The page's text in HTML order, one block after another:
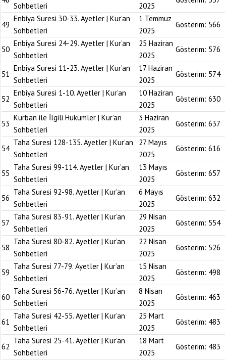
Sohbetleri 2025
49
Enbiya Suresi 30-33. Ayetler | Kur’an
Sohbetleri
1 Temmuz
2025
Gösterim: 566
50
Enbiya Suresi 24-29. Ayetler | Kur’an
Sohbetleri
25 Haziran
2025
Gösterim: 576
51
Enbiya Suresi 11-23. Ayetler | Kur’an
Sohbetleri
17 Haziran
2025
Gösterim: 574
52
Enbiya Suresi 1-10. Ayetler | Kur’an
Sohbetleri
10 Haziran
2025
Gösterim: 630
53
Kurban ile İlgili Hükümler | Kur’an
Sohbetleri
3 Haziran
2025
Gösterim: 637
54
Taha Suresi 128-135. Ayetler | Kur’an
Sohbetleri
27 Mayıs
2025
Gösterim: 616
55
Taha Suresi 99-114. Ayetler | Kur’an
Sohbetleri
13 Mayıs
2025
Gösterim: 657
56
Taha Suresi 92-98. Ayetler | Kur’an
Sohbetleri
6 Mayıs
2025
Gösterim: 632
57
Taha Suresi 83-91. Ayetler | Kur’an
Sohbetleri
29 Nisan
2025
Gösterim: 554
58
Taha Suresi 80-82. Ayetler | Kur’an
Sohbetleri
22 Nisan
2025
Gösterim: 526
59
Taha Suresi 77-79. Ayetler | Kur’an
Sohbetleri
15 Nisan
2025
Gösterim: 498
60
Taha Suresi 56-76. Ayetler | Kur’an
Sohbetleri
8 Nisan
2025
Gösterim: 463
61
Taha Suresi 42-55. Ayetler | Kur’an
Sohbetleri
25 Mart
2025
Gösterim: 483
62
Taha Suresi 25-41. Ayetler | Kur’an
Sohbetleri
18 Mart
2025
Gösterim: 483